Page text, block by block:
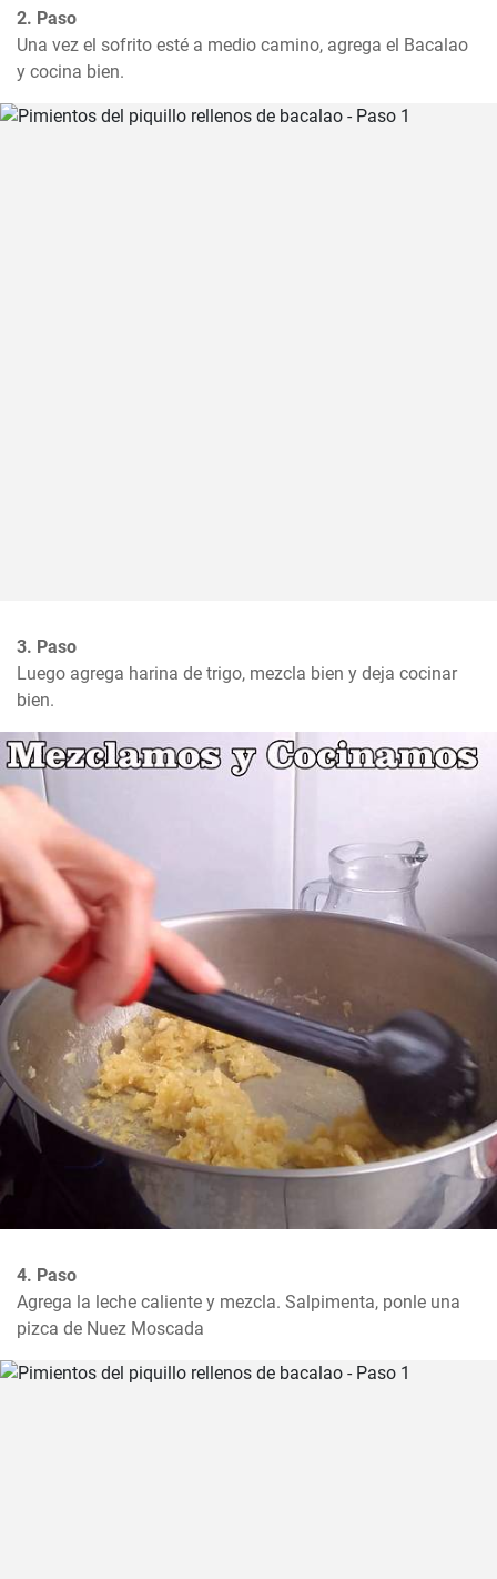
2. Paso
Una vez el sofrito esté a medio camino, agrega el Bacalao
y cocina bien.
3. Paso
Luego agrega harina de trigo, mezcla bien y deja cocinar
bien.
4. Paso
Agrega la leche caliente y mezcla. Salpimenta, ponle una
pizca de Nuez Moscada